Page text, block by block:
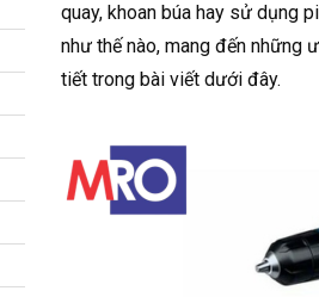
quay, khoan búa hay sử dụng
như thế nào, mang đến những
tiết trong bài viết dưới đây.